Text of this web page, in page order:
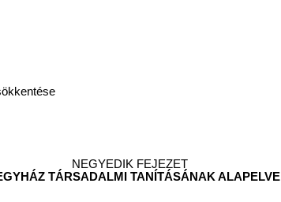
NEGYEDIK FEJEZET
TÁRSADALMI TANÍTÁSÁNAK ALAPELVEI